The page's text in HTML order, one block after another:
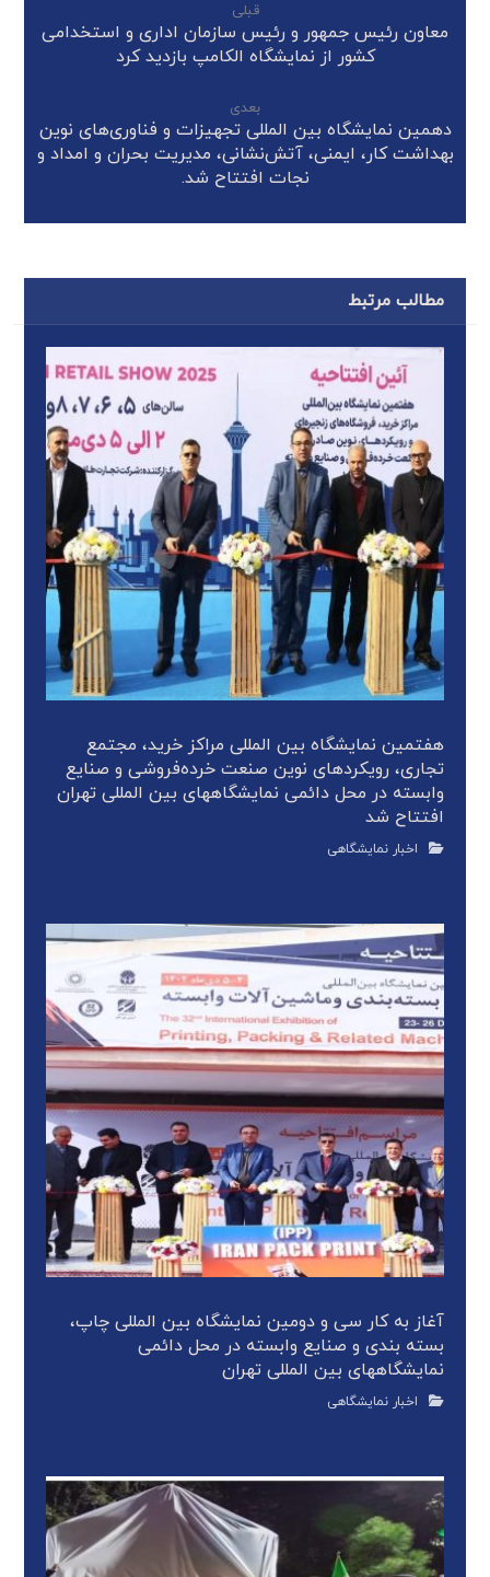
قبلی
معاون رئیس جمهور و رئیس سازمان اداری و استخدامی
کشور از نمایشگاه الکامپ بازدید کرد
بعدی
دهمین نمایشگاه بین المللی تجهیزات و فناوری‌های نوین
بهداشت کار، ایمنی، آتش‌نشانی، مدیریت بحران و امداد و
نجات افتتاح شد.
مطالب مرتبط
هفتمین نمایشگاه بین المللی مراکز خرید، مجتمع
تجاری، رویکردهای نوین صنعت خرده‌فروشی و صنایع
وابسته در محل دائمی نمایشگاههای بین المللی تهران
افتتاح شد
اخبار نمایشگاهی
آغاز به کار سی و دومین نمایشگاه بین المللی چاپ،
بسته بندی و صنایع وابسته در محل دائمی
نمایشگاههای بین المللی تهران
اخبار نمایشگاهی